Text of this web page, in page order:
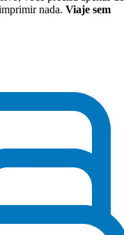
nada. Viaje sem